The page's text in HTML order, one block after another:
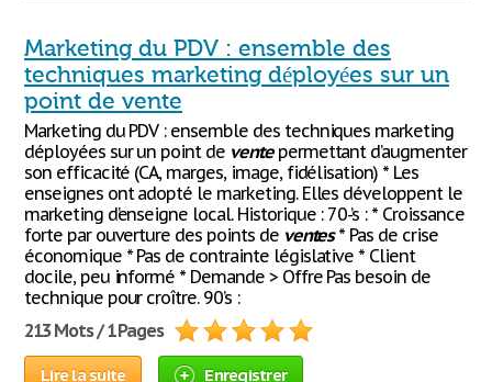
Marketing du PDV : ensemble des
techniques marketing déployées sur un
point de vente
Marketing du PDV : ensemble des techniques marketing
déployées sur un point de ventepermettant d’augmenter
son efficacité (CA, marges, image, fidélisation) * Les
enseignes ont adopté le marketing. Elles développent le
marketing d’enseigne local. Historique : 70-’s : * Croissance
forte par ouverture des points de ventes* Pas de crise
économique * Pas de contrainte législative * Client
docile, peu informé * Demande > Offre Pas besoin de
technique pour croître. 90’s :
213 Mots / 1 Pages
Lire la suite Enregistrer